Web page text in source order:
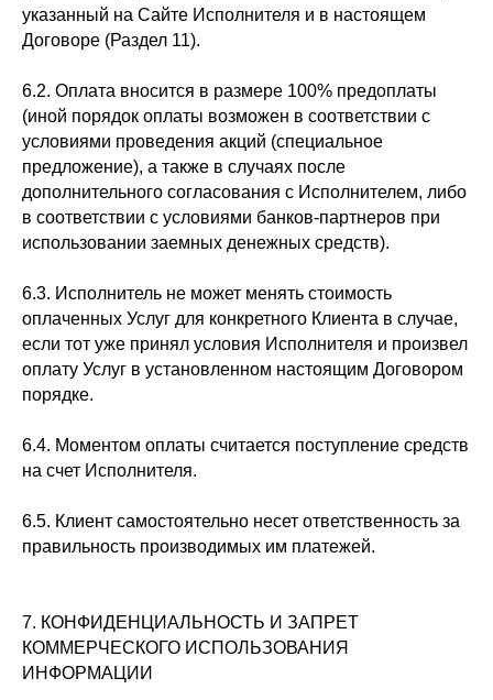
указанный на Сайте Исполнителя и в настоящем
Договоре (Раздел 11).
6.2. Оплата вносится в размере 100% предоплаты
(иной порядок оплаты возможен в соответствии с
условиями проведения акций (специальное
предложение), а также в случаях после
дополнительного согласования с Исполнителем, либо
в соответствии с условиями банков-партнеров при
использовании заемных денежных средств).
6.3. Исполнитель не может менять стоимость
оплаченных Услуг для конкретного Клиента в случае,
если тот уже принял условия Исполнителя и произвел
оплату Услуг в установленном настоящим Договором
порядке.
6.4. Моментом оплаты считается поступление средств
на счет Исполнителя.
6.5. Клиент самостоятельно несет ответственность за
правильность производимых им платежей.
7. КОНФИДЕНЦИАЛЬНОСТЬ И ЗАПРЕТ
КОММЕРЧЕСКОГО ИСПОЛЬЗОВАНИЯ
ИНФОРМАЦИИ